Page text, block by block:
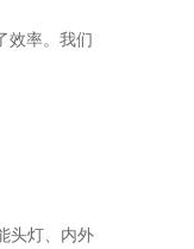
效率。我们
头灯、内外